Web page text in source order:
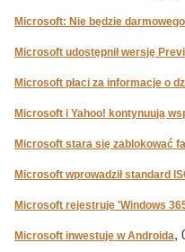
Microsoft: Nie będzie
Microsoft udostępnił wersję
Microsoft płaci za informacje o
Microsoft i Yahoo! kontynuują
Microsoft stara się zablokować
Microsoft wprowadził standard
Microsoft rejestruje 'Windows
Microsoft inwestuje w Androida,